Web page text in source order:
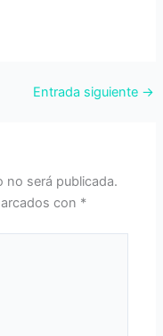
Entrada siguiente →
no será publicada.
con *